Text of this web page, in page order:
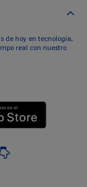
de hoy en tecnología,
real con nuestro